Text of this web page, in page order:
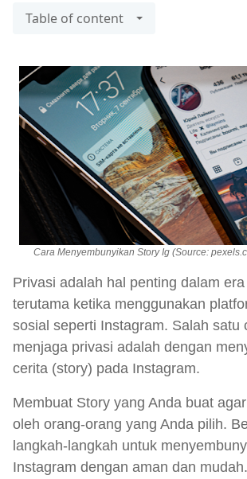
Table of content
Cara Menyembunyikan Story Ig (Source:
Privasi adalah hal penting dalam
terutama ketika menggunakan
sosial seperti Instagram. Salah satu
menjaga privasi adalah dengan
cerita (story) pada Instagram.
Membuat Story yang Anda buat
oleh orang-orang yang Anda pilih.
langkah-langkah untuk
Instagram dengan aman dan mudah.